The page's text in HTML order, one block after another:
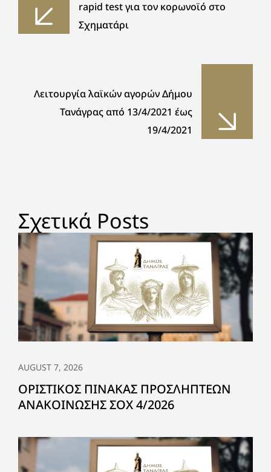
rapid test για τον κορωνοϊό στο
Σχηματάρι
Λειτουργία λαϊκών αγορών Δήμου
Τανάγρας από 13/4/2021 έως
19/4/2021
Σχετικά Posts
AUGUST 7, 2026
ΟΡΙΣΤΙΚΟΣ ΠΙΝΑΚΑΣ ΠΡΟΣΛΗΠΤΕΩΝ
ΑΝΑΚΟΙΝΩΣΗΣ ΣΟΧ 4/2026